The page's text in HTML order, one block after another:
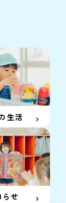
生活
らせ